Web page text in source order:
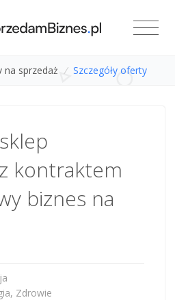
na sprzedaż / Szczegóły oferty
kontraktem
biznes na
Zdrowie